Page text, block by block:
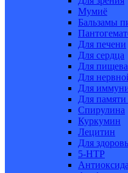
Мумиё
Бальзамы
Для печени
Для сердца
Для
Для
Для
Для памяти
Спирулина
Куркумин
Лецитин
Для
5-HTP